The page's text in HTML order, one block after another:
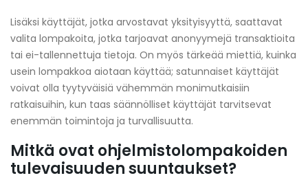
Lisäksi käyttäjät, jotka arvostavat yksityisyyttä, saattavat
valita lompakoita, jotka tarjoavat anonyymejä transaktioita
tai ei-tallennettuja tietoja. On myös tärkeää miettiä, kuinka
usein lompakkoa aiotaan käyttää; satunnaiset käyttäjät
voivat olla tyytyväisiä vähemmän monimutkaisiin
ratkaisuihin, kun taas säännölliset käyttäjät tarvitsevat
enemmän toimintoja ja turvallisuutta.
Mitkä ovat ohjelmistolompakoiden
tulevaisuuden suuntaukset?